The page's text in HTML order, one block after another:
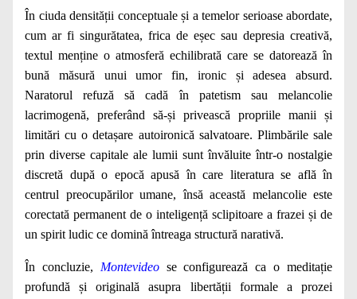
În ciuda densității conceptuale și a temelor serioase abordate,
cum ar fi singurătatea, frica de eșec sau depresia creativă,
textul menține o atmosferă echilibrată care se datorează în
bună măsură unui umor fin, ironic și adesea absurd.
Naratorul refuză să cadă în patetism sau melancolie
lacrimogenă, preferând să-și privească propriile manii și
limitări cu o detașare autoironică salvatoare. Plimbările sale
prin diverse capitale ale lumii sunt învăluite într-o nostalgie
discretă după o epocă apusă în care literatura se află în
centrul preocupărilor umane, însă această melancolie este
corectată permanent de o inteligență sclipitoare a frazei și de
un spirit ludic ce domină întreaga structură narativă.
În concluzie, Montevideo se configurează ca o meditație
profundă și originală asupra libertății formale a prozei